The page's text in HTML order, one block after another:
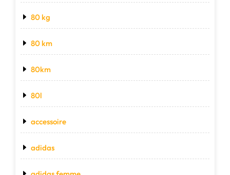
80 kg
80 km
80km
80l
accessoire
adidas